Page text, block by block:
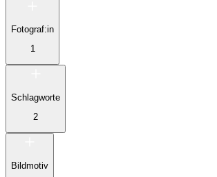
Fotograf:in
1
Schlagworte
2
Bildmotiv